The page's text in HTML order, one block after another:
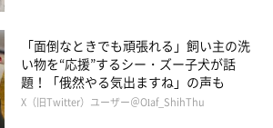
「面倒なときでも頑張れる」飼い主の洗
い物を“応援”するシー・ズー子犬が話
題！「俄然やる気出ますね」の声も
X（旧Twitter）ユーザー＠Olaf_ShihThu